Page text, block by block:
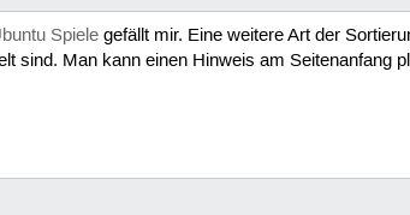
Spielegefällt mir. Eine weitere Art der
sind. Man kann einen Hinweis am